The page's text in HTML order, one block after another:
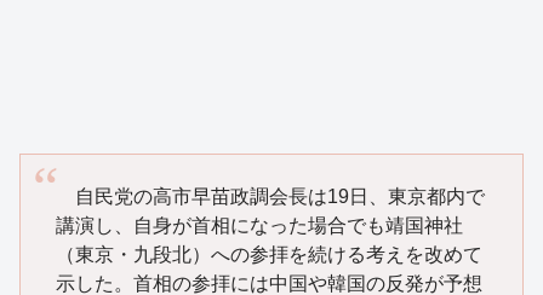
自民党の高市早苗政調会長は19日、東京都内で
講演し、自身が首相になった場合でも靖国神社
（東京・九段北）への参拝を続ける考えを改めて
示した。首相の参拝には中国や韓国の反発が予想